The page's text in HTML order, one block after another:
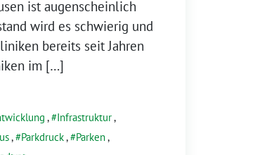
ist augenscheinlich
wird es schwierig und
bereits seit Jahren
im […]
, Infrastruktur,
, Parkdruck, Parken,